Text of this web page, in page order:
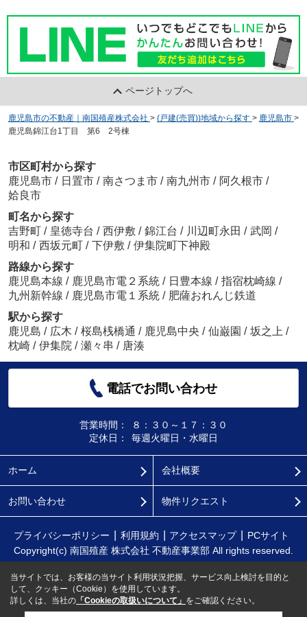
ページトップへ
鹿児島市の不動産｜南国殖産株式会社 > (戸建(売買))地域から探す > 鹿児島市 >
鹿児島錦江台1丁目 第6 2号棟
市区町村から探す
鹿児島市 / 日置市 / 南さつま市 / 南九州市 / 阿久根市 /
姶良市
町名から探す
吉野町 / 皇徳寺台 / 西伊敷 / 錦江台 / 川辺町永田 / 武岡 /
明和 / 西坂元町 / 下伊敷 / 伊集院町下神殿
路線から探す
鹿児島本線 / 鹿児島市電２系統 / 日豊本線 / 指宿枕崎線 /
九州新幹線 / 鹿児島市電１系統 / 肥薩おれんじ鉄道
駅から探す
鹿児島 / 広木 / 桜島桟橋通 / 鹿児島中央 / 仙巌園 / 坂之上 /
枕崎 / 伊集院 / 瀬々串 / 唐湊
電話でお問い合わせ
営業時間：
８：３０～１７：３０
定休日：
毎週火曜日・水曜日
ホーム 会社概要
お問い合わせ 物件リクエスト
プライバシーポリシー 利用規約 アクセスマップ
PCサイト
Copyright(c) 南国殖産 株式会社 不動産事業部 All rights reserved.
当サイトでは、お客様の当サイト利用状況把握、サービス向上検討を目的と
して、クッキー（Cookie）を使用しています。
詳しくは、当社の 「Cookieの取扱いについて」 をご確認ください。